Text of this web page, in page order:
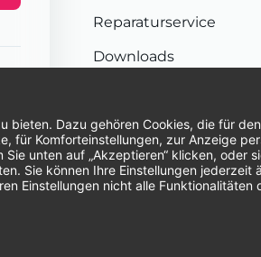
Reparaturservice
Downloads